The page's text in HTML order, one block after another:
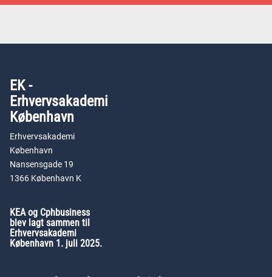
EK -
Erhvervsakademi
København
Erhvervsakademi
København
Nansensgade 19
1366 København K
KEA og Cphbusiness
blev lagt sammen til
Erhvervsakademi
København 1. juli 2025.